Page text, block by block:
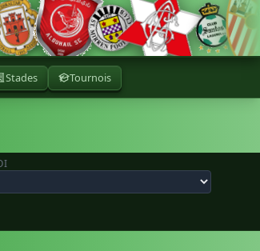
Stades Tournois